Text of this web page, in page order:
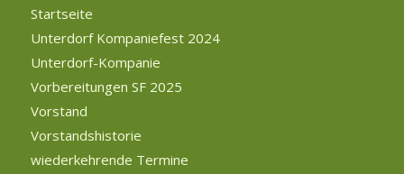
Startseite
Unterdorf Kompaniefest 2024
Unterdorf-Kompanie
Vorbereitungen SF 2025
Vorstand
Vorstandshistorie
wiederkehrende Termine